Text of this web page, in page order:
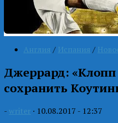
Англия / Испания /
Джеррард: «Клопп
сохранить
- writer · 10.08.2017 - 12:37